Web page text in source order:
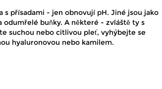
přísadami - jen obnovují pH. Jiné jsou jako
buňky. A některé - zvláště ty s
suchou nebo citlivou pleť, vyhýbejte se
hyaluronovou nebo kamilem.